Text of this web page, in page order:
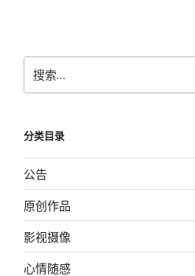
搜
索：
分类目录
公告
原创作品
影视摄像
心情随感